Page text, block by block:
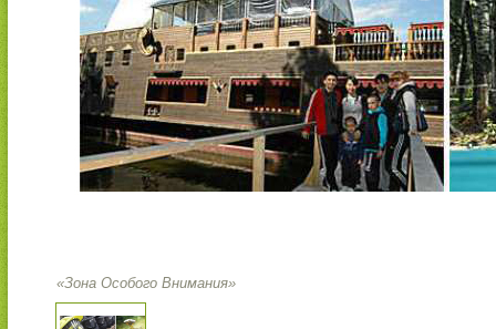
«Зона Особого Внимания»